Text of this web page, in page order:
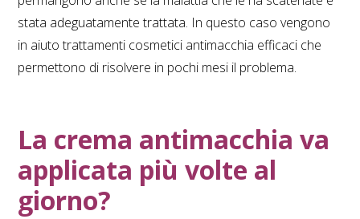
stata adeguatamente trattata. In questo caso vengono
in aiuto trattamenti cosmetici antimacchia efficaci che
permettono di risolvere in pochi mesi il problema.
La crema antimacchia va
applicata più volte al
giorno?